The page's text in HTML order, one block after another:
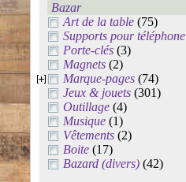
Bazar
Art de la table (75)
Supports pour téléphone
Porte-clés (3)
Magnets (2)
Marque-pages (74)
Jeux & jouets (301)
Outillage (4)
Musique (1)
Vêtements (2)
Boite (17)
Bazard (divers) (42)